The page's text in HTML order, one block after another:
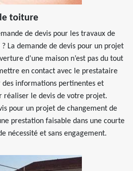
toiture
de devis pour les travaux de
La demande de devis pour un projet
d’une maison n’est pas du tout
en contact avec le prestataire
informations pertinentes et
réaliser le devis de votre projet.
pour un projet de changement de
prestation faisable dans une courte
nécessité et sans engagement.